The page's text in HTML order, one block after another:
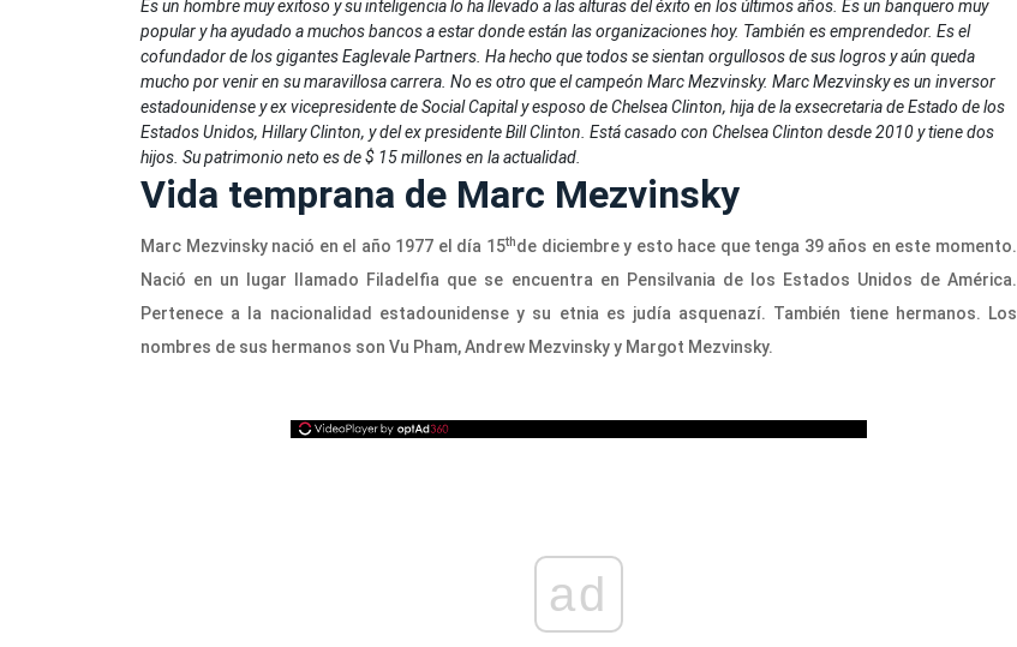
Es un hombre muy exitoso y su inteligencia lo ha llevado a las alturas del éxito en los últimos años. Es un banquero muy
popular y ha ayudado a muchos bancos a estar donde están las organizaciones hoy. También es emprendedor. Es el
cofundador de los gigantes Eaglevale Partners. Ha hecho que todos se sientan orgullosos de sus logros y aún queda
mucho por venir en su maravillosa carrera. No es otro que el campeón Marc Mezvinsky. Marc Mezvinsky es un inversor
estadounidense y ex vicepresidente de Social Capital y esposo de Chelsea Clinton, hija de la exsecretaria de Estado de los
Estados Unidos, Hillary Clinton, y del ex presidente Bill Clinton. Está casado con Chelsea Clinton desde 2010 y tiene dos
hijos. Su patrimonio neto es de $ 15 millones en la actualidad.
Vida temprana de Marc Mezvinsky
Marc Mezvinsky nació en el año 1977 el día 15thde diciembre y esto hace que tenga 39 años en este momento.
Nació en un lugar llamado Filadelfia que se encuentra en Pensilvania de los Estados Unidos de América.
Pertenece a la nacionalidad estadounidense y su etnia es judía asquenazí. También tiene hermanos. Los
nombres de sus hermanos son Vu Pham, Andrew Mezvinsky y Margot Mezvinsky.
ad